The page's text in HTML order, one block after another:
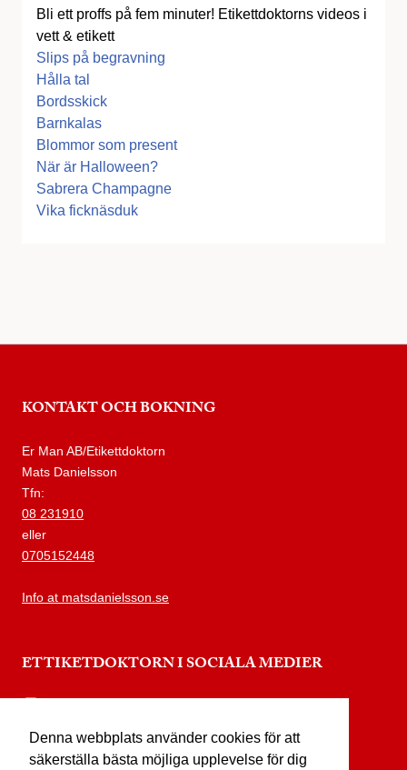
Denna webbplats använder cookies för att
säkerställa bästa möjliga upplevelse för dig
Bli ett proffs på fem minuter! Etikettdoktorns videos i
vett & etikett
Slips på begravning
Hålla tal
Bordsskick
Barnkalas
Blommor som present
När är Halloween?
Sabrera Champagne
Vika ficknäsduk
KONTAKT OCH BOKNING
Er Man AB/Etikettdoktorn
Mats Danielsson
Tfn:
08 231910
eller
0705152448
Info at matsdanielsson.se
ETTIKETDOKTORN I SOCIALA MEDIER
facebook.com/etikettdoktorn